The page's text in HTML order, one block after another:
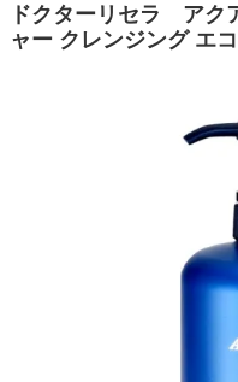
ドクターリセラ アク
ャー クレンジング エ